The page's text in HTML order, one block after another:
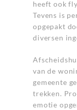
heeft ook
Tevens is
opgepakt
diversen
van de
gemeente
trekken.
emotie